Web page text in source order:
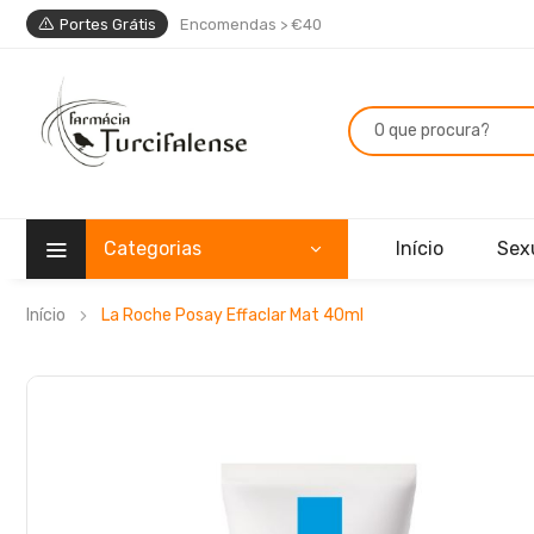
Portes Grátis Encomendas > €40
Categorias Início
Início La Roche Posay Effaclar Mat 40ml
Saltar